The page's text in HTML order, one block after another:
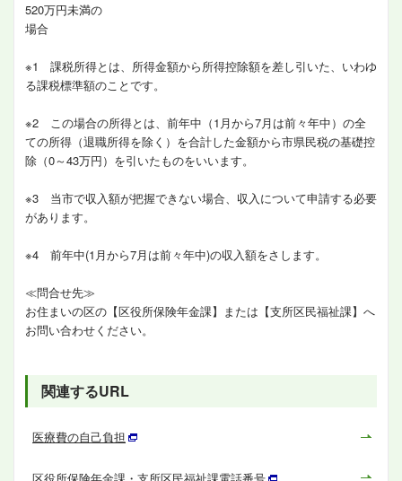
520万円未満の
場合
※1 課税所得とは、所得金額から所得控除額を差し引いた、いわゆ
る課税標準額のことです。
※2 この場合の所得とは、前年中（1月から7月は前々年中）の全
ての所得（退職所得を除く）を合計した金額から市県民税の基礎控
除（0～43万円）を引いたものをいいます。
※3 当市で収入額が把握できない場合、収入について申請する必要
があります。
※4 前年中(1月から7月は前々年中)の収入額をさします。
≪問合せ先≫
お住まいの区の【区役所保険年金課】または【支所区民福祉課】へ
お問い合わせください。
関連するURL
医療費の自己負担